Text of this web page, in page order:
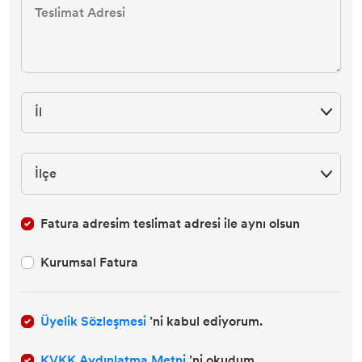
Fatura adresim teslimat adresi ile aynı olsun
Kurumsal Fatura
Üyelik Sözleşmesi ’ni kabul ediyorum.
DESEN KUMAŞ BOYALARI
DESEN KUMAŞ KONTÜR
CADENCE ESKİTME BOYALAR
CADENCE HARMONY AKRİLİK BOYA
CADENCE REFLECTIQUE EFFECT BOYA
CADENCE PARMAK YALDIZLAR